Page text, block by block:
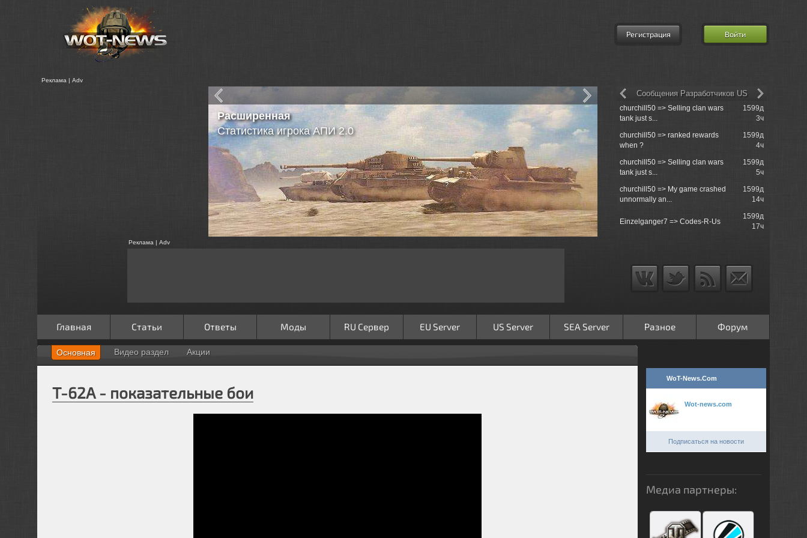
Регистрация Войти
Реклама | Adv
XVM
Раздел на сайте
churchill50 => Selling clan wars
tank just s...
1599д
3ч
churchill50 => ranked rewards
when ?
1599д
4ч
churchill50 => Selling clan wars
tank just s...
1599д
5ч
churchill50 => My game crashed
unnormally an...
1599д
14ч
Einzelganger7 => Codes-R-Us
1599д
17ч
Сообщения Разработчиков US
Реклама | Adv
Главная Статьи Ответы Моды RU Сервер EU Server US Server SEA Server Разное Форум
Основная Видео раздел Акции
Т-62А - показательные бои
WoT-News.Com
Wot-news.com
Подписаться на новости
Медиа партнеры: